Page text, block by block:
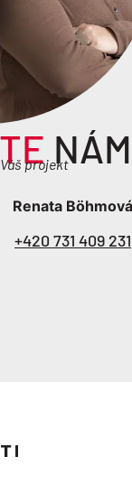
NÁM
projekt
Renata Böhmová
+420 731 409 231